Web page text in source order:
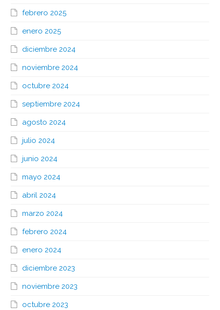
febrero 2025
enero 2025
diciembre 2024
noviembre 2024
octubre 2024
septiembre 2024
agosto 2024
julio 2024
junio 2024
mayo 2024
abril 2024
marzo 2024
febrero 2024
enero 2024
diciembre 2023
noviembre 2023
octubre 2023